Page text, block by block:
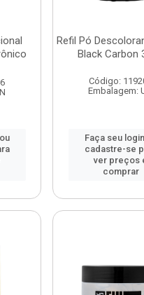
Refil Pó
Black Carbon
Código:
Embalagem:
Faça seu
cadastre-se
ver preços
comprar